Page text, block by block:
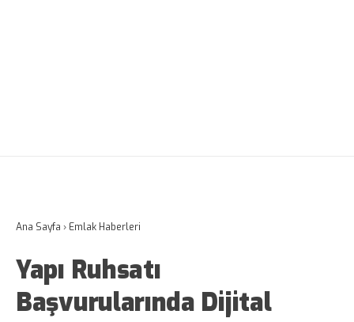
Ana Sayfa › Emlak Haberleri
Yapı Ruhsatı
Başvurularında Dijital